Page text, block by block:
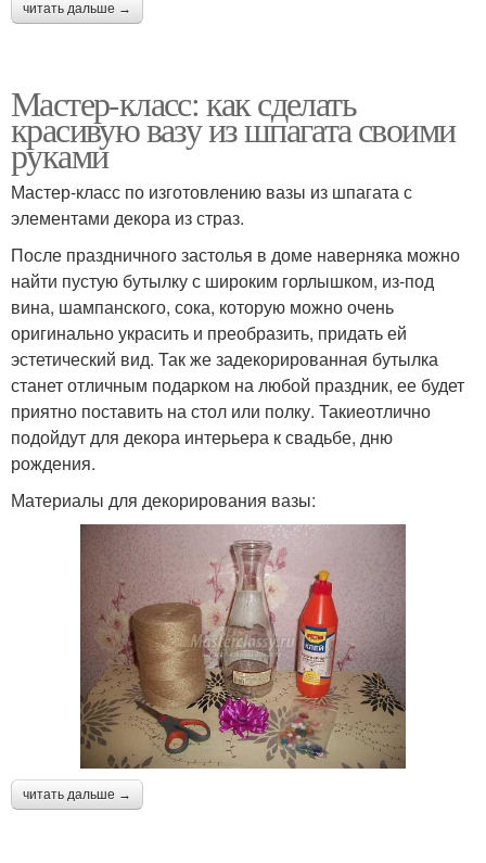
читать дальше →
Мастер-класс: как сделать
красивую вазу из шпагата своими
руками
Мастер-класс по изготовлению вазы из шпагата с
элементами декора из страз.
После праздничного застолья в доме наверняка можно
найти пустую бутылку с широким горлышком, из-под
вина, шампанского, сока, которую можно очень
оригинально украсить и преобразить, придать ей
эстетический вид. Так же задекорированная бутылка
станет отличным подарком на любой праздник, ее будет
приятно поставить на стол или полку. Такиеотлично
подойдут для декора интерьера к свадьбе, дню
рождения.
Материалы для декорирования вазы:
читать дальше →